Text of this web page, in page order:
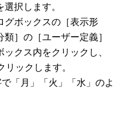
択します。
グボックスの［表示形
］の［ユーザー定義］
クス内をクリックし、
リックします。
「月」「火」「水」のよ